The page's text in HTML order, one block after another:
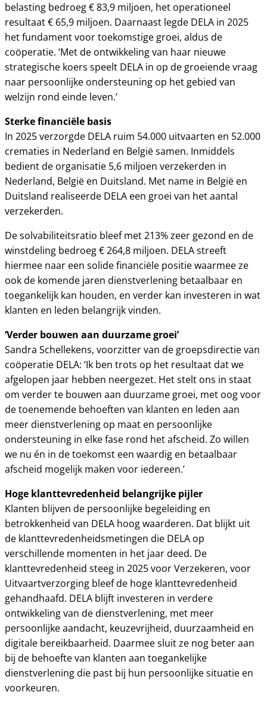
belasting bedroeg € 83,9 miljoen, het operationeel
resultaat € 65,9 miljoen. Daarnaast legde DELA in 2025
het fundament voor toekomstige groei, aldus de
coöperatie. ‘Met de ontwikkeling van haar nieuwe
strategische koers speelt DELA in op de groeiende vraag
naar persoonlijke ondersteuning op het gebied van
welzijn rond einde leven.’
Sterke financiële basis
In 2025 verzorgde DELA ruim 54.000 uitvaarten en 52.000
crematies in Nederland en België samen. Inmiddels
bedient de organisatie 5,6 miljoen verzekerden in
Nederland, België en Duitsland. Met name in België en
Duitsland realiseerde DELA een groei van het aantal
verzekerden.
De solvabiliteitsratio bleef met 213% zeer gezond en de
winstdeling bedroeg € 264,8 miljoen. DELA streeft
hiermee naar een solide financiële positie waarmee ze
ook de komende jaren dienstverlening betaalbaar en
toegankelijk kan houden, en verder kan investeren in wat
klanten en leden belangrijk vinden.
‘Verder bouwen aan duurzame groei’
Sandra Schellekens, voorzitter van de groepsdirectie van
coöperatie DELA: ‘Ik ben trots op het resultaat dat we
afgelopen jaar hebben neergezet. Het stelt ons in staat
om verder te bouwen aan duurzame groei, met oog voor
de toenemende behoeften van klanten en leden aan
meer dienstverlening op maat en persoonlijke
ondersteuning in elke fase rond het afscheid. Zo willen
we nu én in de toekomst een waardig en betaalbaar
afscheid mogelijk maken voor iedereen.’
Hoge klanttevredenheid belangrijke pijler
Klanten blijven de persoonlijke begeleiding en
betrokkenheid van DELA hoog waarderen. Dat blijkt uit
de klanttevredenheidsmetingen die DELA op
verschillende momenten in het jaar deed. De
klanttevredenheid steeg in 2025 voor Verzekeren, voor
Uitvaartverzorging bleef de hoge klanttevredenheid
gehandhaafd. DELA blijft investeren in verdere
ontwikkeling van de dienstverlening, met meer
persoonlijke aandacht, keuzevrijheid, duurzaamheid en
digitale bereikbaarheid. Daarmee sluit ze nog beter aan
bij de behoefte van klanten aan toegankelijke
dienstverlening die past bij hun persoonlijke situatie en
voorkeuren.